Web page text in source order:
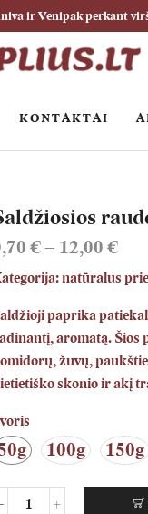
ir Venipak perkant
KONTAKTAI
€– 12,00 €
natūralus
paprika
aromatą. Šios
žuvų,
skonio ir akį
100g 150g